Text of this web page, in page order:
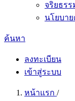
จริยธร
นโยบา
ค้นหา
ลงทะเบียน
เข้าสู่ระบบ
หน้าแรก /